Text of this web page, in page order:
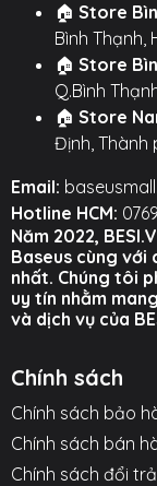
🏠 Store
Bình Thạnh,
🏠 Store
Q.Bình
🏠 Store
Định, Thành
Email:
Hotline HCM:
Năm 2022,
Baseus cùng với
nhất. Chúng tôi
uy tín nhằm
và dịch vụ của
Chính sách
Chính sách bảo
Chính sách bán
Chính sách đổi trả